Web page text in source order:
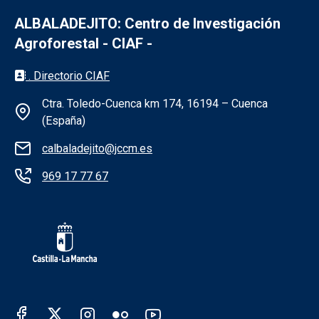
ALBALADEJITO: Centro de Investigación
Agroforestal - CIAF -
Información de la institución -
. Directorio CIAF
Ctra. Toledo-Cuenca km 174, 16194 – Cuenca
(España)
calbaladejito@jccm.es
969 17 77 67